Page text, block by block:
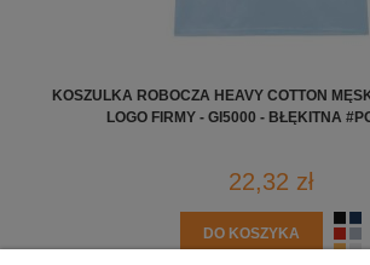
KOSZULKA ROBOCZA HEAVY COTTON
LOGO FIRMY - GI5000 - BŁĘKITNA
22,32 zł
DO KOSZYKA